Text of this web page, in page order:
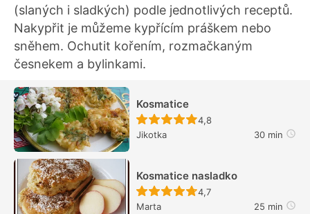
(slaných i sladkých) podle jednotlivých receptů.
Nakypřit je můžeme kypřícím práškem nebo
sněhem. Ochutit kořením, rozmačkaným
česnekem a bylinkami.
Kosmatice
Recept ještě nebyl
4,8
Jikotka
30 min
Kosmatice nasladko
Recept ještě nebyl
4,7
Marta
25 min